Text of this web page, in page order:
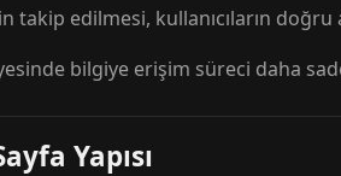
edilmesi, kullanıcıların doğru
bilgiye erişim süreci daha
Yapısı